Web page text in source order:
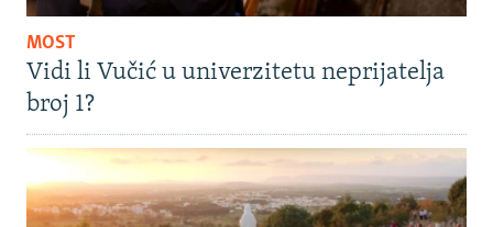
MOST
Vidi li Vučić u univerzitetu neprijatelja
broj 1?